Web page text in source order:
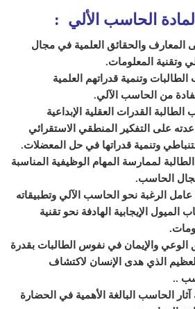
الحاسب الألي :
المعارف والحقائق العلمية في مجال
وتقنية المعلومات.
الطالبات وتنمية قدراتهم العلمية
من الحاسب الآلي.
الطالبة القدرات العقلية الإبداعية
على التفكير المنطقي الاستقرائي
وتنمية قدراتها في حل المعضلات.
الطالبة لممارسة المهام الوظيفية المناسبة
الحاسب.
عامل الرغبة نحو الحاسب الآلي وتطبيقاته
الميول الإيجابية الهادفة نحو تقنية
الوعي والإيمان في نفوس الطالبات بقدرة
العظيم الذي هدى الإنسان لاكتشاف
..
آثار الحاسب البالغة الأهمية في الحضارة